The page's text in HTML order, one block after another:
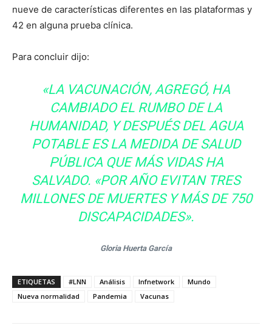
nueve de características diferentes en las plataformas y
42 en alguna prueba clínica.
Para concluir dijo:
«LA VACUNACIÓN, AGREGÓ, HA
CAMBIADO EL RUMBO DE LA
HUMANIDAD, Y DESPUÉS DEL AGUA
POTABLE ES LA MEDIDA DE SALUD
PÚBLICA QUE MÁS VIDAS HA
SALVADO. «POR AÑO EVITAN TRES
MILLONES DE MUERTES Y MÁS DE 750
DISCAPACIDADES».
Gloria Huerta García
ETIQUETAS #LNN Análisis lnfnetwork
Mundo
Nueva normalidad
Pandemia Vacunas